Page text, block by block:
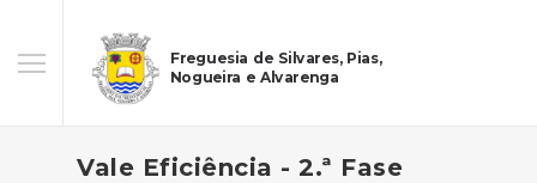
Freguesia de Silvares, Pias,
Nogueira e Alvarenga
Vale Eficiência - 2.ª Fase